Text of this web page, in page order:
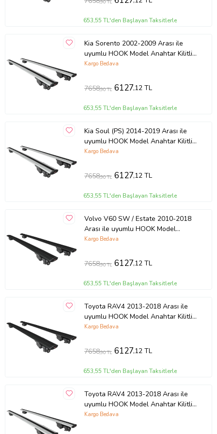
,90 TL
653,55 TL'den Başlayan Taksitlerle
Kia Sorento 2002-2009 Arası ile
uyumlu HOOK Model Anahtar Kilitli
Ara Atkı Tavan Barı GRİ
Kargo Bedava
7658,90 TL 6127,12 TL
653,55 TL'den Başlayan Taksitlerle
Kia Soul (PS) 2014-2019 Arası ile
uyumlu HOOK Model Anahtar Kilitli
Ara Atkı Tavan Barı GRİ
Kargo Bedava
7658,90 TL 6127,12 TL
653,55 TL'den Başlayan Taksitlerle
Volvo V60 SW / Estate 2010-2018
Arası ile uyumlu HOOK Model
Anahtar Kilitli Ara Atkı Tavan Barı
Kargo Bedava
7658,90 TL 6127,12 TL
653,55 TL'den Başlayan Taksitlerle
Toyota RAV4 2013-2018 Arası ile
uyumlu HOOK Model Anahtar Kilitli
Ara Atkı Tavan Barı SİYAH
Kargo Bedava
7658,90 TL 6127,12 TL
653,55 TL'den Başlayan Taksitlerle
Toyota RAV4 2013-2018 Arası ile
uyumlu HOOK Model Anahtar Kilitli
Ara Atkı Tavan Barı GRİ
Kargo Bedava